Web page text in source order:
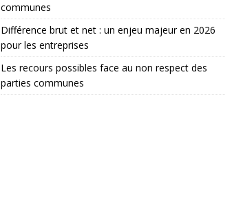
communes
Différence brut et net : un enjeu majeur en 2026
pour les entreprises
Les recours possibles face au non respect des
parties communes